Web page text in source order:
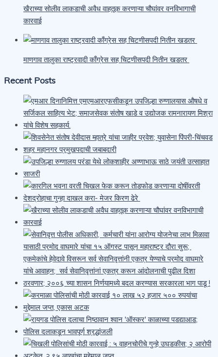
खैराच्या सोलीव लाकडाची अवैध वाहतूक करणाऱ्या चौघांवर वनविभागाची
कारवाई
माणगाव तालुका राष्ट्रवादी काँग्रेस सह चिटणीसपदी नितीन खडतर
Recent Posts